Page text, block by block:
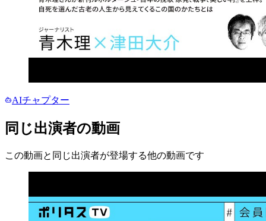
AIチャプター
同じ出演者の動画
この動画と同じ出演者が登場する他の動画です